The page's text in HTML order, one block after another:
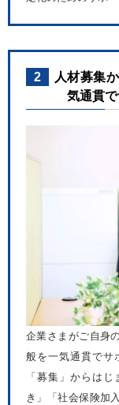
2
人材募集
気通貫で
企業さまがご自身
般を一気通貫でサ
「募集」からは
き」「社会保険加